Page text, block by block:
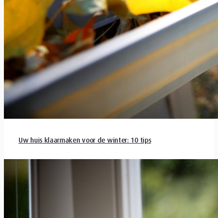
Uw huis klaarmaken voor de winter: 10 tips